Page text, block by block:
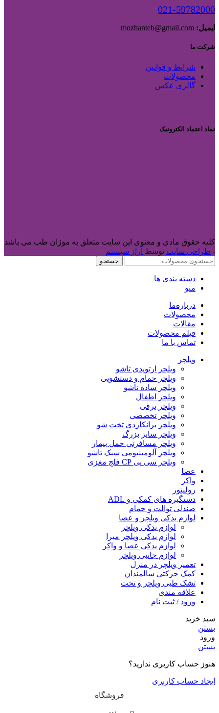
021-59782000
ایمیل:
شرکت ما
شرایط و قوانین
محصولات
گالری عکس
نماد اعتماد الکترونیک
کلیه حقوق مادی و معنوی این سایت متعلق به موژان طب می باشد
- طراحی سایت توسط آراز سیستم
جستجو
دسته بندی ها
منو
درباره‌ما
محصولات
مقالات
فیلم محصولات
تماس با ما
ویلچر
ویلچر ارتوپدی تاشو
ویلچر حمام و دستشویی
ویلچر ساده تاشو
ویلچر اطفال
ویلچر برقی
ویلچر تخصصی
ویلچر برانکاردی تخت شو
ویلچر سایز بزرگ
ویلچر مسافرتی حمل بیمار
ویلچر آلومینیومی سبک تاشو
ویلچر سی پی CP فلج مغزی
عصا
واکر
رولیتور
دستگیره های کمکی و ADL
صندلی توالت و حمام
لوازم یدکی ویلچر و عصا
لوازم یدکی ویلچر
لوازم یدکی ویلچر میرا
لوازم یدکی عصا و واکر
لوازم جانبی ویلچر
تعمیر ویلچر در منزل
کمک حرکتی سالمندان
تشک طبی ویلچر و تخت
علاقه مندی
ورود / ثبت نام
سبد خرید
بستن
ورود
بستن
هنوز حساب کاربری ندارید؟
ایجاد حساب کاربری
فروشگاه